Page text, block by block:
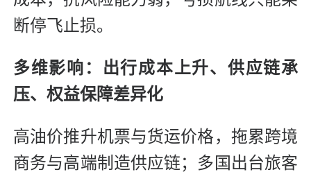
断停飞止损。
多维影响：出行成本上升、供应链承
压、权益保障差异化
高油价推升机票与货运价格，拖累跨境
商务与高端制造供应链；多国出台旅客